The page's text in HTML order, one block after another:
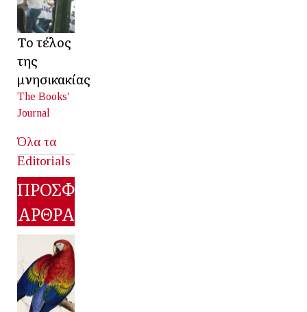
Το τέλος
της
μνησικακίας
The Books'
Journal
Όλα τα
Editorials
ΠΡΟΣΦΑΤΑ
ΑΡΘΡΑ